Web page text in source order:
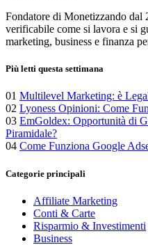
Fondatore di Monetizzando dal
verificabile come si lavora e si
marketing, business e finanza
Più letti questa settimana
01 Multilevel Marketing: è
02 Lyoness Opinioni: Come
03 EmGoldex: Opportunità di
Piramidale?
04 Come Funziona Google
Categorie principali
Affiliate Marketing
Conti & Carte
Risparmio & Investimenti
Business